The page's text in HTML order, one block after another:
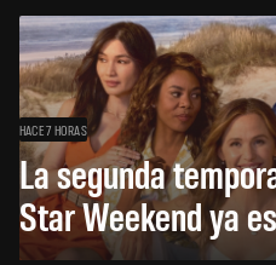
HACE 7 HORAS
La segunda
Star Weekend ya